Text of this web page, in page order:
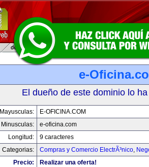
e-
El dueño de este dominio lo
Mayusculas:
E-OFICINA.COM
Minusculas:
e-oficina.com
Longitud:
9 caracteres
Categorias:
Compras y Comercio ElectrÃ³nico,
Precio:
Realizar una oferta!